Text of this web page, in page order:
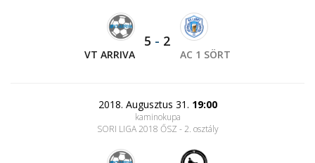
VT ARRIVA
5 - 2
AC 1 SÖRT
2018. Augusztus 31. 19:00
kaminokupa
SORI LIGA 2018 ŐSZ - 2. osztály